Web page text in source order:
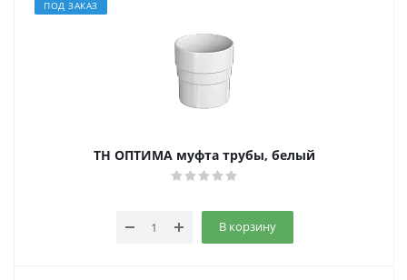
ПОД ЗАКАЗ
ТН ОПТИМА муфта трубы, белый
В корзину